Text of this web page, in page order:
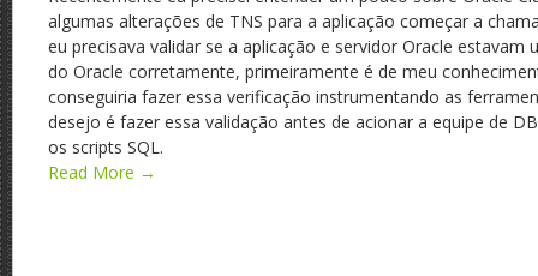
algumas alterações de TNS para a aplicação começar a
eu precisava validar se a aplicação e servidor Oracle estavam
do Oracle corretamente, primeiramente é de meu
conseguiria fazer essa verificação instrumentando as
desejo é fazer essa validação antes de acionar a equipe de
os scripts SQL.
Read More →